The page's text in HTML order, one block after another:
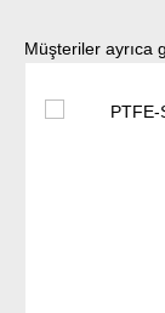
Ürün galerisini atla
Müşteriler ayrıca